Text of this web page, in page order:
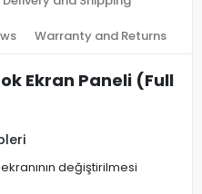
Warranty and Returns
Ekran Paneli (Full
değiştirilmesi